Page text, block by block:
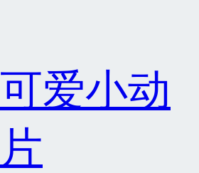
爱小动